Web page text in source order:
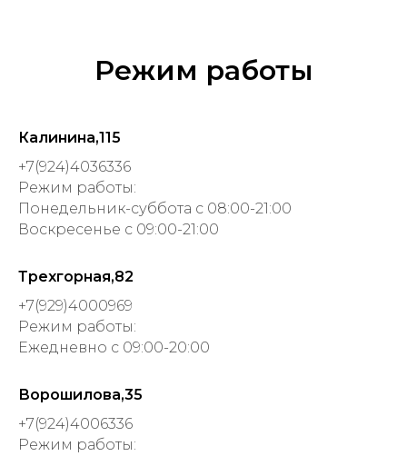
Режим работы
Калинина,115
+7(924)4036336
Режим работы:
Понедельник-суббота с 08:00-21:00
Воскресенье с 09:00-21:00
Трехгорная,82
+7(929)4000969
Режим работы:
Ежедневно с 09:00-20:00
Ворошилова,35
+7(924)4006336
Режим работы: